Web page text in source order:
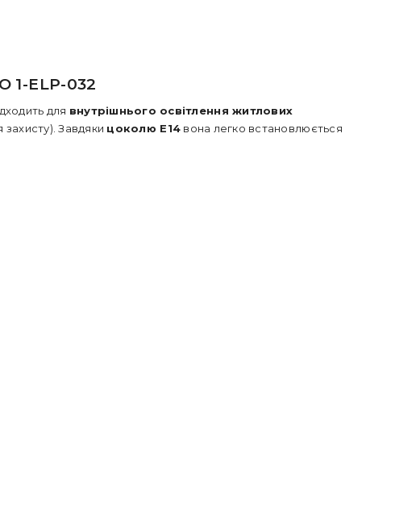
1-ELP-032
для внутрішнього освітлення житлових
захисту). Завдяки цоколю E14 вона легко встановлюється